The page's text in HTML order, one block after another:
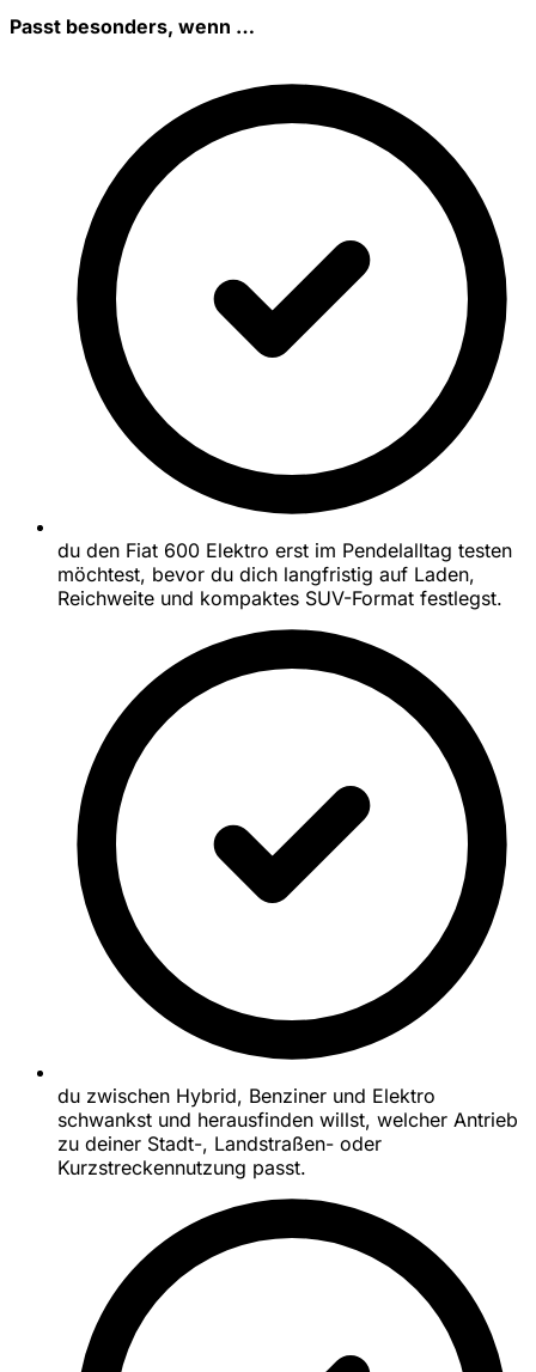
Passt besonders, wenn …
du den Fiat 600 Elektro erst im Pendelalltag testen
möchtest, bevor du dich langfristig auf Laden,
Reichweite und kompaktes SUV-Format festlegst.
du zwischen Hybrid, Benziner und Elektro
schwankst und herausfinden willst, welcher Antrieb
zu deiner Stadt-, Landstraßen- oder
Kurzstreckennutzung passt.